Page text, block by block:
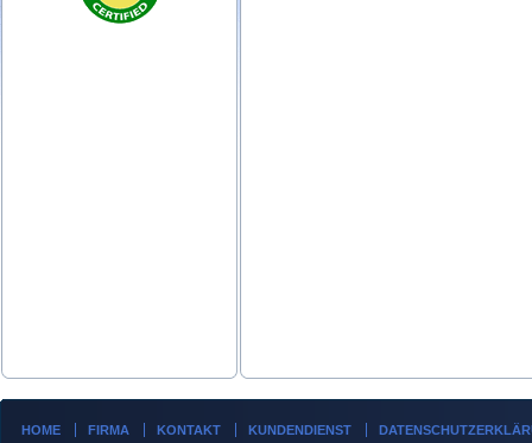
HOME FIRMA KONTAKT KUNDENDIENST